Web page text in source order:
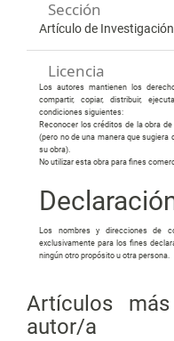
Sección
Artículo de Investigación
Licencia
Los autores mantienen los
compartir, copiar, distribuir,
condiciones siguientes:
Reconocer los créditos de la obra
(pero no de una manera que sugiera
su obra).
No utilizar esta obra para fines
Los nombres y direcciones de
exclusivamente para los fines
ningún otro propósito u otra persona.
Artículos
autor/a